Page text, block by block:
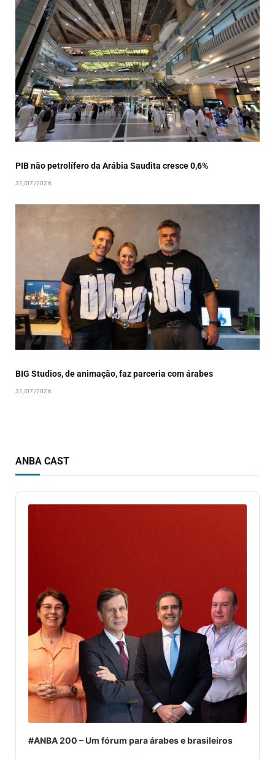
PIB não petrolífero da Arábia Saudita cresce 0,6%
31/07/2026
BIG Studios, de animação, faz parceria com árabes
31/07/2026
ANBA CAST
Audio
Player
#ANBA 200 – Um fórum para árabes e brasileiros